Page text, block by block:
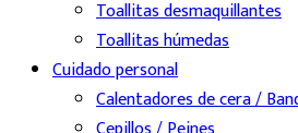
Toallitas desmaquillantes
Toallitas húmedas
Cuidado personal
Calentadores de cera /